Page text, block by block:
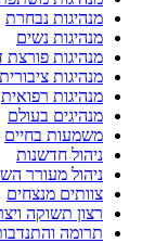
מנהיגות נבחרת
מנהיגות נשים
מנהיגות פורצת דרך
מנהיגות ציבורית
מנהיגות רפואית
מנהיגים בעולם
משמעות בחיים
ניהול חדשנות
ניהול מעורר השראה
צוותים מנצחים
רצון תשוקה ויצרנות
תרומה והתנדבות